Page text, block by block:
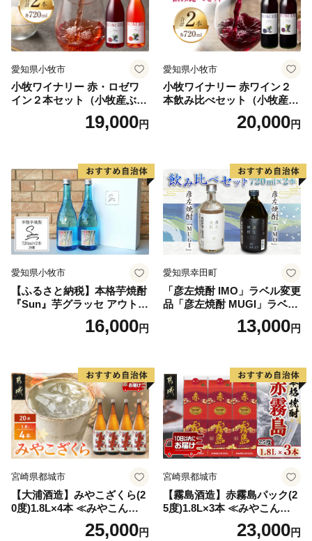
愛知県小牧市
小牧ワイナリー 赤・ロゼワ
イン２本セット（小牧産ぶど
19,000円
愛知県小牧市
小牧ワイナリー 赤ワイン２
本飲み比べセット（小牧産ぶ
どう100％使用）20,000円
愛知県小牧市
【ふるさと納税】本格芋焼酎
『Sun』芋グラッセ アウトド
ア ソロキャンプ ベランピン
グ 巣ごもり 就労支援16,000円
愛知県幸田町
「彦左焼酎 IMO」ラベル変更
品「彦左焼酎 MUGI」ラベル
変更品 飲み比べ セット 合計
2本 720ml×各1本 25度 焼酎
13,000円
宮崎県都城市
【大浦酒造】みやこざくら(2
0度)1.8L×4本 ≪みやこんじょ
特急便≫_AD-077125,000円
宮崎県都城市
【霧島酒造】赤霧島パック(2
5度)1.8L×3本 ≪みやこんじょ
特急便≫_23-07-K03P-1800-3
23,000円